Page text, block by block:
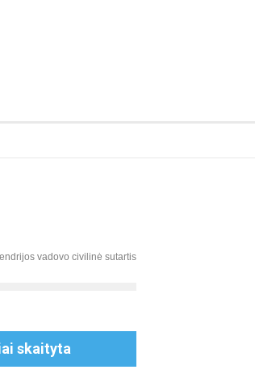
vadovo civilinė sutartis
skaityta